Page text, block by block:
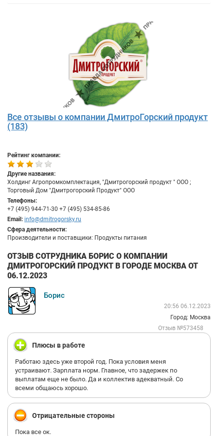
Все отзывы о компании ДмитроГорский продукт
(183)
Рейтинг компании:
Другие названия:
Холдинг Агропромкомплектация, "Дмитрогорский продукт " ООО ;
Торговый Дом "Дмитрогорский Продукт" ООО
Телефоны:
+7 (495) 944-71-30 +7 (495) 534-85-86
Email: info@dmitrogorsky.ru
Сфера деятельности:
Производители и поставщики: Продукты питания
ОТЗЫВ СОТРУДНИКА БОРИС О КОМПАНИИ
ДМИТРОГОРСКИЙ ПРОДУКТ В ГОРОДЕ МОСКВА ОТ
06.12.2023
Борис
20:56 06.12.2023
Город: Москва
Отзыв №573458
Плюсы в работе
Работаю здесь уже второй год. Пока условия меня
устраивают. Зарплата норм. Главное, что задержек по
выплатам еще не было. Да и коллектив адекватный. Со
всеми общаюсь хорошо.
Отрицательные стороны
Пока все ок.